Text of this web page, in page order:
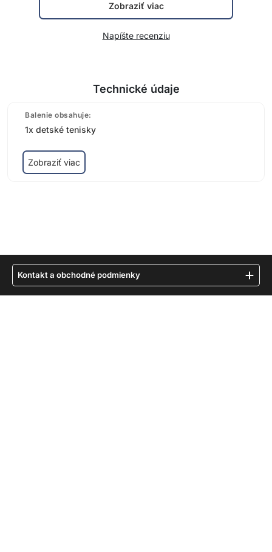
Zobraziť viac
Napíšte recenziu
Technické údaje
Balenie obsahuje:
1x detské tenisky
Zobraziť viac
Kontakt a obchodné podmienky